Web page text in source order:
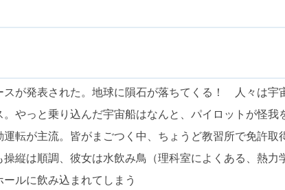
スが発表された。地球に隕石が落ちてくる！ 人々は
やっと乗り込んだ宇宙船はなんと、パイロットが怪
転が主流。皆がまごつく中、ちょうど教習所で免許
縦は順調、彼女は水飲み鳥（理科室によくある、熱
ルに飲み込まれてしまう